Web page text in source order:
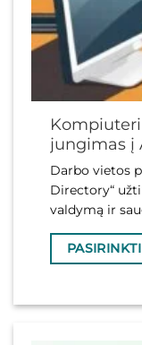
jungimas į
Darbo vietos
Directory“
valdymą ir